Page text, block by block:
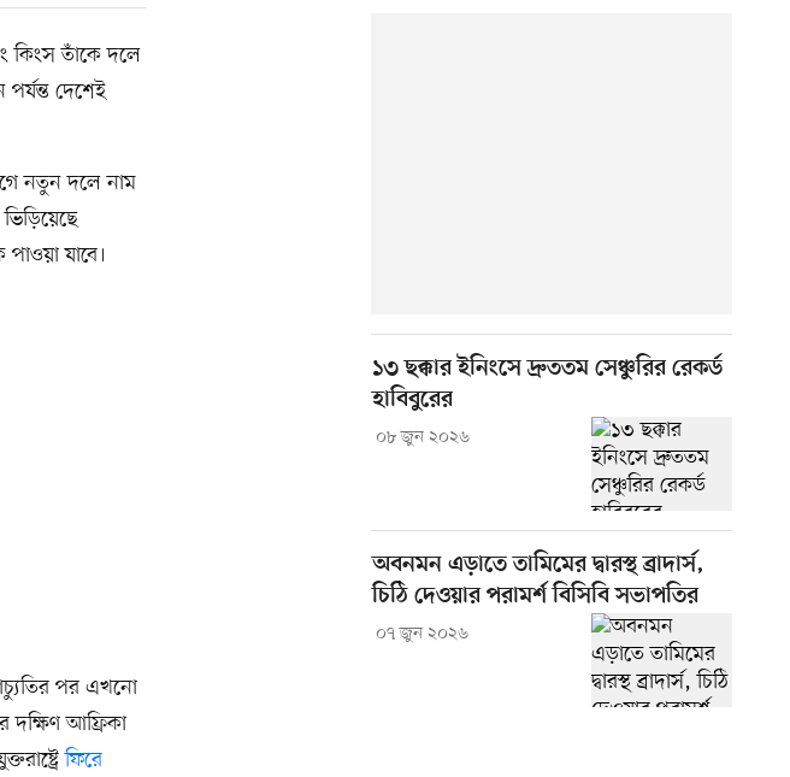
কিংস তাঁকে দলে
দেশেই
নতুন দলে নাম
যাবে।
পর এখনো
দক্ষিণ আফ্রিকা
ফিরে
১৩ ছক্কার ইনিংসে দ্রুততম সেঞ্চুরির রেকর্ড
হাবিবুরের
০৮ জুন ২০২৬
অবনমন এড়াতে তামিমের দ্বারস্থ ব্রাদার্স,
চিঠি দেওয়ার পরামর্শ বিসিবি সভাপতির
০৭ জুন ২০২৬